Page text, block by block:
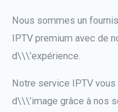
Nous sommes un
IPTV premium avec de
d\\\’expérience.
Notre service IPTV
d\\\’image grâce à nos